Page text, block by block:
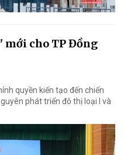
cho TP Đồng
quyền kiến tạo đến chiến
phát triển đô thị loại I và